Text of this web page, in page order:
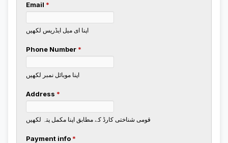
Email *
اپنا ای میل ایڈریس لکھیں
Phone Number *
اپنا موبائل نمبر لکھیں
Address *
قومی شناختی کارڈ کے مطابق اپنا مکمل پتہ لکھیں
Payment info *